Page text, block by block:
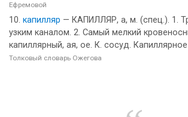
Ефремовой
капилляр — КАПИЛЛЯР, а, м. (спец.). 1.
узким каналом. 2. Самый мелкий
капиллярный, ая, ое. К. сосуд.
Толковый словарь Ожегова